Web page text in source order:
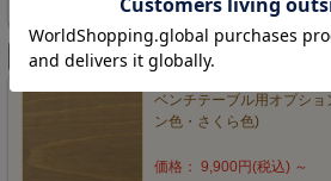
お気に入りに追加済
ベンチテーブル用オプシ
ン色・さくら色)
価格： 9,900円(税込) ～